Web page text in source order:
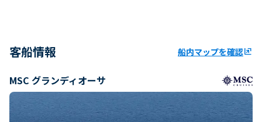
客船情報 船内マップを確認ungroup
MSC グランディオーサ